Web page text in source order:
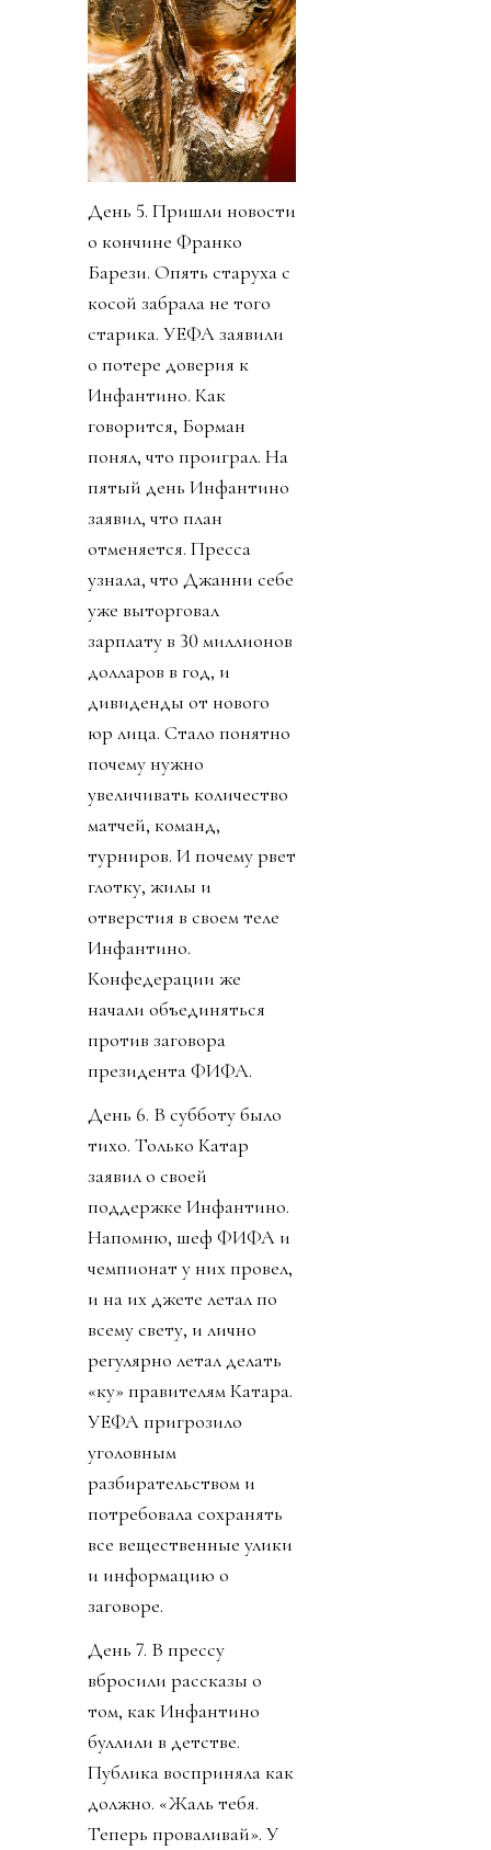
День 5. Пришли новости
о кончине Франко
Барези. Опять старуха с
косой забрала не того
старика. УЕФА заявили
о потере доверия к
Инфантино. Как
говорится, Борман
понял, что проиграл. На
пятый день Инфантино
заявил, что план
отменяется. Пресса
узнала, что Джанни себе
уже выторговал
зарплату в 30 миллионов
долларов в год, и
дивиденды от нового
юр лица. Стало понятно
почему нужно
увеличивать количество
матчей, команд,
турниров. И почему рвет
глотку, жилы и
отверстия в своем теле
Инфантино.
Конфедерации же
начали объединяться
против заговора
президента ФИФА.
День 6. В субботу было
тихо. Только Катар
заявил о своей
поддержке Инфантино.
Напомню, шеф ФИФА и
чемпионат у них провел,
и на их джете летал по
всему свету, и лично
регулярно летал делать
«ку» правителям Катара.
УЕФА пригрозило
уголовным
разбирательством и
потребовала сохранять
все вещественные улики
и информацию о
заговоре.
День 7. В прессу
вбросили рассказы о
том, как Инфантино
буллили в детстве.
Публика восприняла как
должно. «Жаль тебя.
Теперь проваливай». У